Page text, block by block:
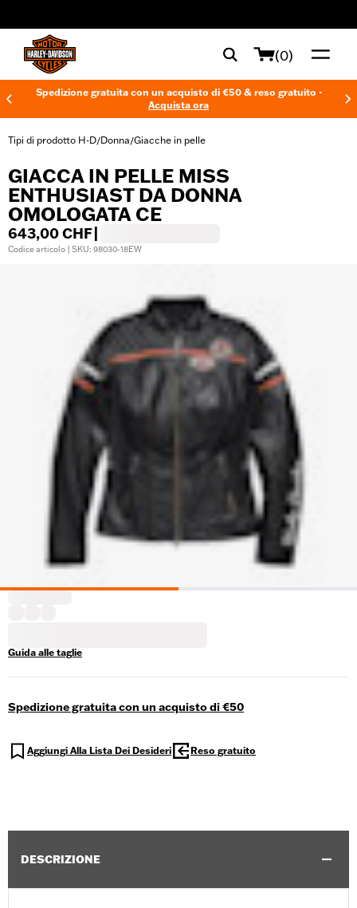
(0)
Spedizione gratuita con un acquisto di €50 & reso gratuito -
Acquista ora
Tipi di prodotto H-D/Donna/Giacche in pelle
GIACCA IN PELLE MISS
ENTHUSIAST DA DONNA
OMOLOGATA CE
643,00 CHF
Codice articolo | SKU: 98030-18EW
Guida alle taglie
Spedizione gratuita con un acquisto di €50
Aggiungi Alla Lista Dei Desideri Reso gratuito
DESCRIZIONE